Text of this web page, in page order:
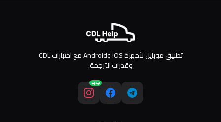
تطبيق موبايل لأجهزة iOS وAndroid مع اختبارات CDL
وقدرات الترجمة.
جديد